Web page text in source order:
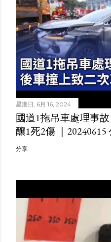
星期日, 6月 16, 2024
國道1拖吊車處理事
釀1死2傷 ｜
分享